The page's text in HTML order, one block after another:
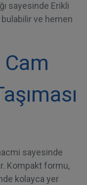
sayesinde Erikli
ve hemen
sayesinde
Kompakt formu,
kolayca yer